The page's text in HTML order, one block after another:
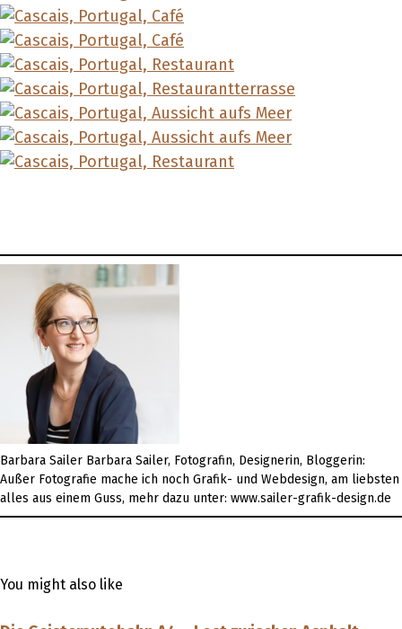
Barbara Sailer Barbara Sailer, Fotografin, Designerin, Bloggerin:
Außer Fotografie mache ich noch Grafik- und Webdesign, am liebsten
alles aus einem Guss, mehr dazu unter: www.sailer-grafik-design.de
You might also like